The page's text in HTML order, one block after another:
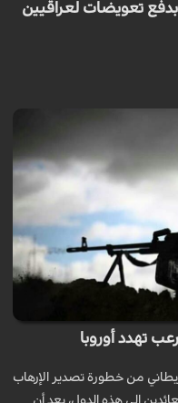
بدفع تعويضات لعراقيين
تهدد أوروبا
من خطورة تصدير الإرهاب